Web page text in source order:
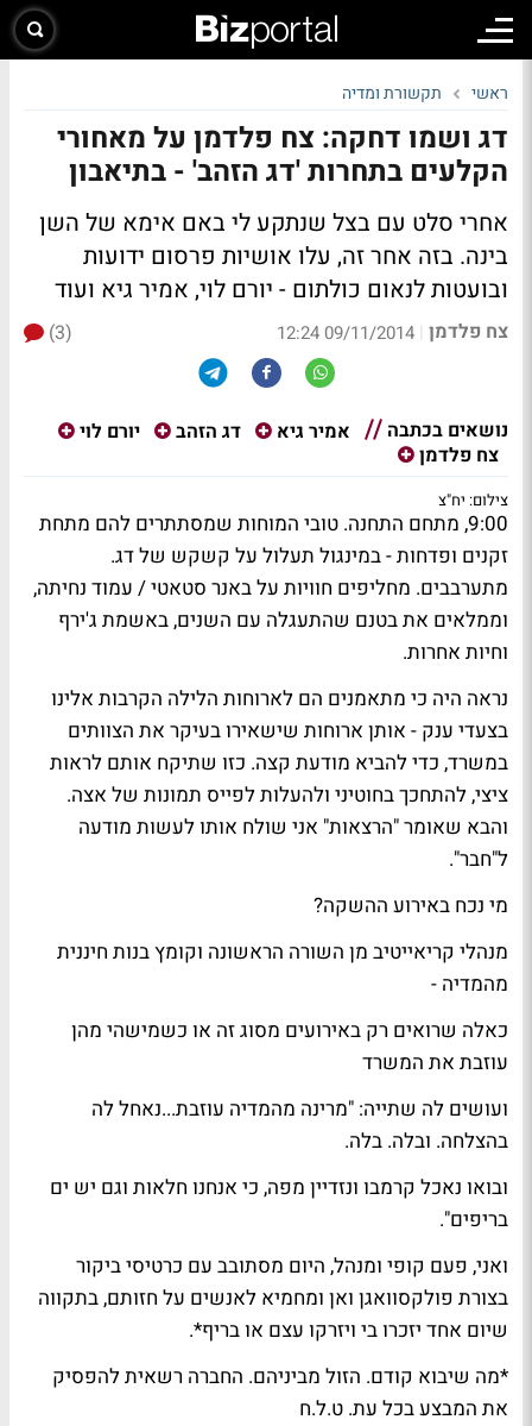
ראשי תקשורת ומדיה
דג ושמו דחקה: צח פלדמן על מאחורי
הקלעים בתחרות 'דג הזהב' - בתיאבון
אחרי סלט עם בצל שנתקע לי באם אימא של השן
בינה. בזה אחר זה, עלו אושיות פרסום ידועות
ובועטות לנאום כולתום - יורם לוי, אמיר גיא ועוד
צח פלדמן |
09/11/2014 12:24
(3)
נושאים בכתבה אמיר גיא דג הזהב
יורם לוי
צח פלדמן
צילום: יח"צ
9:00, מתחם התחנה
. טובי המוחות שמסתתרים להם מתחת
זקנים ופדחות - במינגול תעלול על קשקש של דג.
מתערבבים. מחליפים חוויות על באנר סטאטי / עמוד נחיתה,
וממלאים את בטנם שהתעגלה עם השנים, באשמת ג'ירף
וחיות אחרות.
נראה היה כי מתאמנים הם לארוחות הלילה הקרבות אלינו
בצעדי ענק - אותן ארוחות שישאירו בעיקר את הצוותים
במשרד, כדי להביא מודעת קצה. כזו שתיקח אותם לראות
ציצי, להתחכך בחוטיני ולהעלות לפייס תמונות של אצה.
והבא שאומר "הרצאות" אני שולח אותו לעשות מודעה
ל"חבר".
מי נכח באירוע ההשקה?
מנהלי קריאייטיב מן השורה הראשונה וקומץ בנות חיננית
מהמדיה -
כאלה שרואים רק באירועים מסוג זה או כשמישהי מהן
עוזבת את המשרד
ועושים לה שתייה: "מרינה מהמדיה עוזבת...נאחל לה
בהצלחה. ובלה. בלה.
ובואו נאכל קרמבו ונזדיין מפה, כי אנחנו חלאות וגם יש ים
בריפים".
ואני, פעם קופי ומנהל, היום מסתובב עם כרטיסי ביקור
בצורת פולקסוואגן ואן ומחמיא לאנשים על חזותם, בתקווה
שיום אחד יזכרו בי ויזרקו עצם או בריף*.
*מה שיבוא קודם. הזול מביניהם. החברה רשאית להפסיק
את המבצע בכל עת. ט.ל.ח